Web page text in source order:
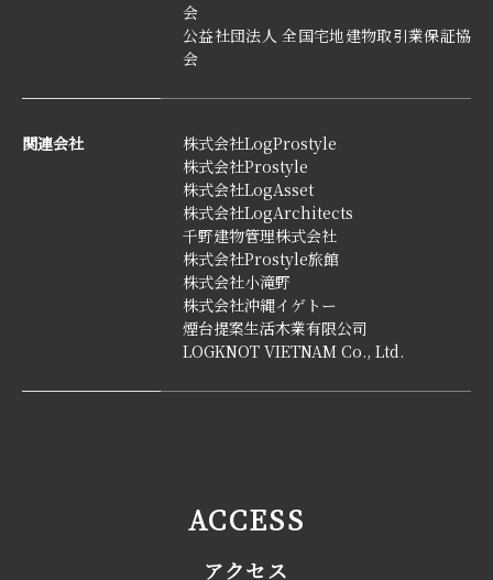
会
公益社団法人 全国宅地建物取引業保証協
会
関連会社
株式会社LogProstyle
株式会社Prostyle
株式会社LogAsset
株式会社LogArchitects
千野建物管理株式会社
株式会社Prostyle旅館
株式会社小滝野
株式会社沖縄イゲトー
煙台提案生活木業有限公司
LOGKNOT VIETNAM Co., Ltd.
ACCESS
アクセス